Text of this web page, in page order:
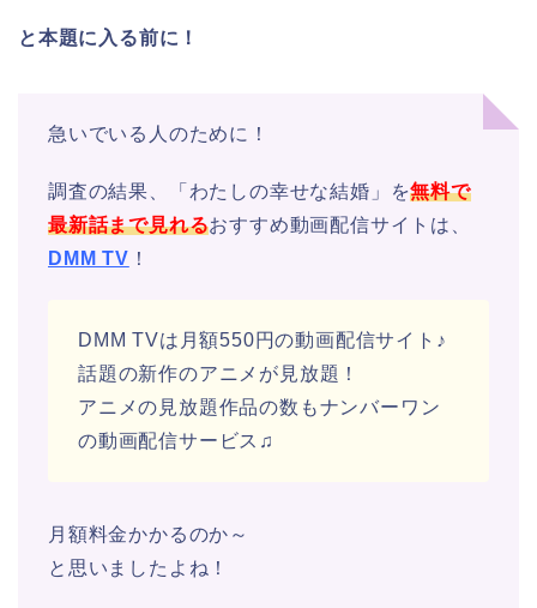
と本題に入る前に！
急いでいる人のために！
調査の結果、「わたしの幸せな結婚」を無料で
最新話まで見れるおすすめ動画配信サイトは、
DMM TV ！
DMM TVは月額550円の動画配信サイト♪
話題の新作のアニメが見放題！
アニメの見放題作品の数もナンバーワン
の動画配信サービス♫
月額料金かかるのか～
と思いましたよね！